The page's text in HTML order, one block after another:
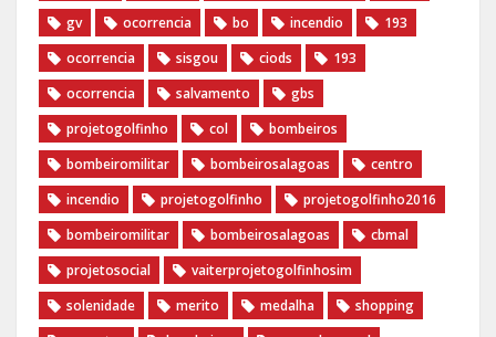
gv
ocorrencia bo incendio
193
ocorrencia
sisgou ciods
193
ocorrencia
salvamento
gbs
projetogolfinho
col
bombeiros
bombeiromilitar
bombeirosalagoas
centro
incendio
‪projetogolfinho‬
‎projetogolfinho2016
‎bombeiromilitar‬
‎bombeirosalagoas‬
‎cbmal‬
‎projetosocial‬‪
vaiterprojetogolfinhosim‬
solenidade
merito medalha
shopping